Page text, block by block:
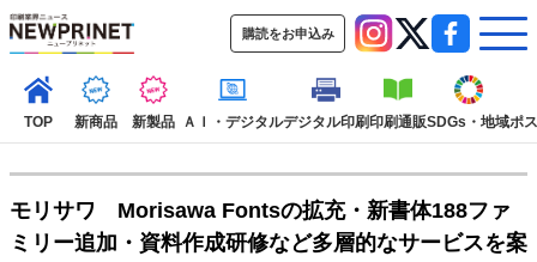
購読をお申込み
TOP 新商品 新製品 ＡＩ・デジタルデジタル印刷印刷通販SDGs・地域ポ
インデックス
モリサワ Morisawa Fontsの拡充・新書体188ファ
ミリー追加・資料作成研修など多層的なサービスを案